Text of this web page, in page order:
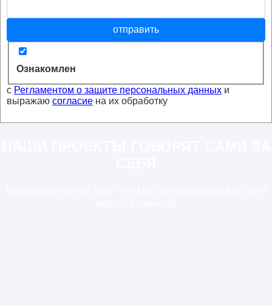
отправить
Ознакомлен
с Регламентом о защите персональных данных и
выражаю согласие на их обработку